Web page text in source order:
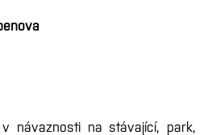
návaznosti na stávající, park,